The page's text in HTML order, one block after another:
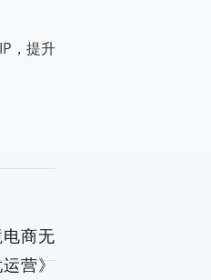
，提升
商无
运营》